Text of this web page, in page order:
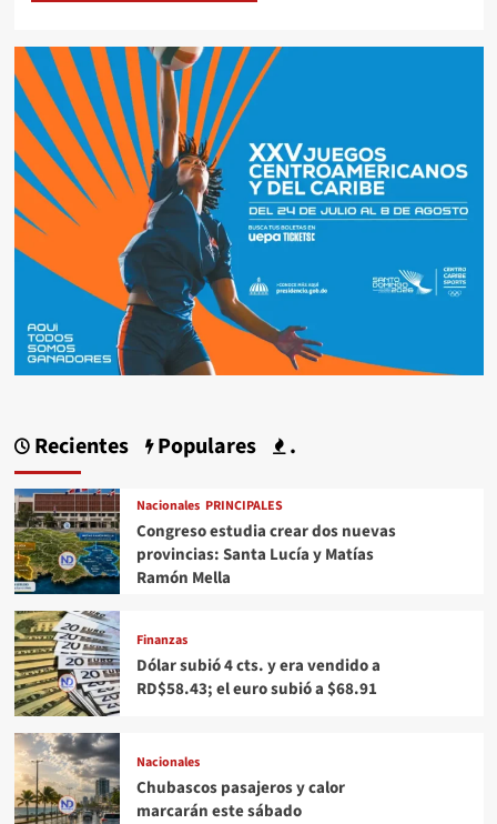
Recientes Populares .
Nacionales PRINCIPALES
Congreso estudia crear dos nuevas
provincias: Santa Lucía y Matías
Ramón Mella
Finanzas
Dólar subió 4 cts. y era vendido a
RD$58.43; el euro subió a $68.91
Nacionales
Chubascos pasajeros y calor
marcarán este sábado